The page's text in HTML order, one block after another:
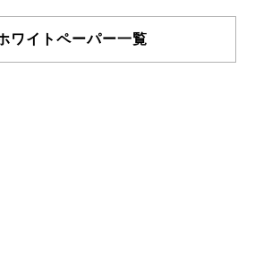
ワイトペーパー一覧